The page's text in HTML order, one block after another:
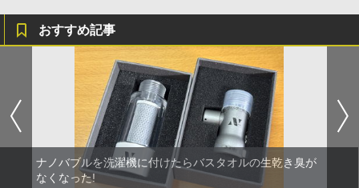
おすすめ記事
ナノバブルを洗濯機に付けたらバスタオルの生乾き臭が
なくなった!